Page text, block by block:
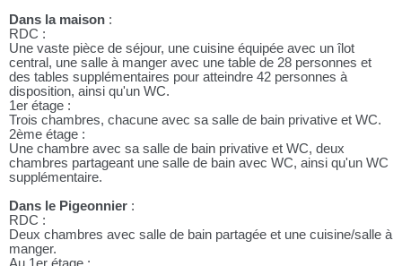
Dans la maison :
RDC :
Une vaste pièce de séjour, une cuisine équipée avec un îlot
central, une salle à manger avec une table de 28 personnes et
des tables supplémentaires pour atteindre 42 personnes à
disposition, ainsi qu'un WC.
1er étage :
Trois chambres, chacune avec sa salle de bain privative et WC.
2ème étage :
Une chambre avec sa salle de bain privative et WC, deux
chambres partageant une salle de bain avec WC, ainsi qu'un WC
supplémentaire.
Dans le Pigeonnier :
RDC :
Deux chambres avec salle de bain partagée et une cuisine/salle à
manger.